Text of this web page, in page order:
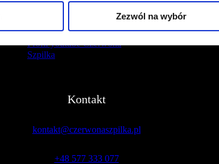
Zezwól na wybór
Profil tiktok Czerwona Szpilka
Profil youtube Czerwona
Szpilka
Kontakt
kontakt@czerwonaszpilka.pl
+48 577 333 077